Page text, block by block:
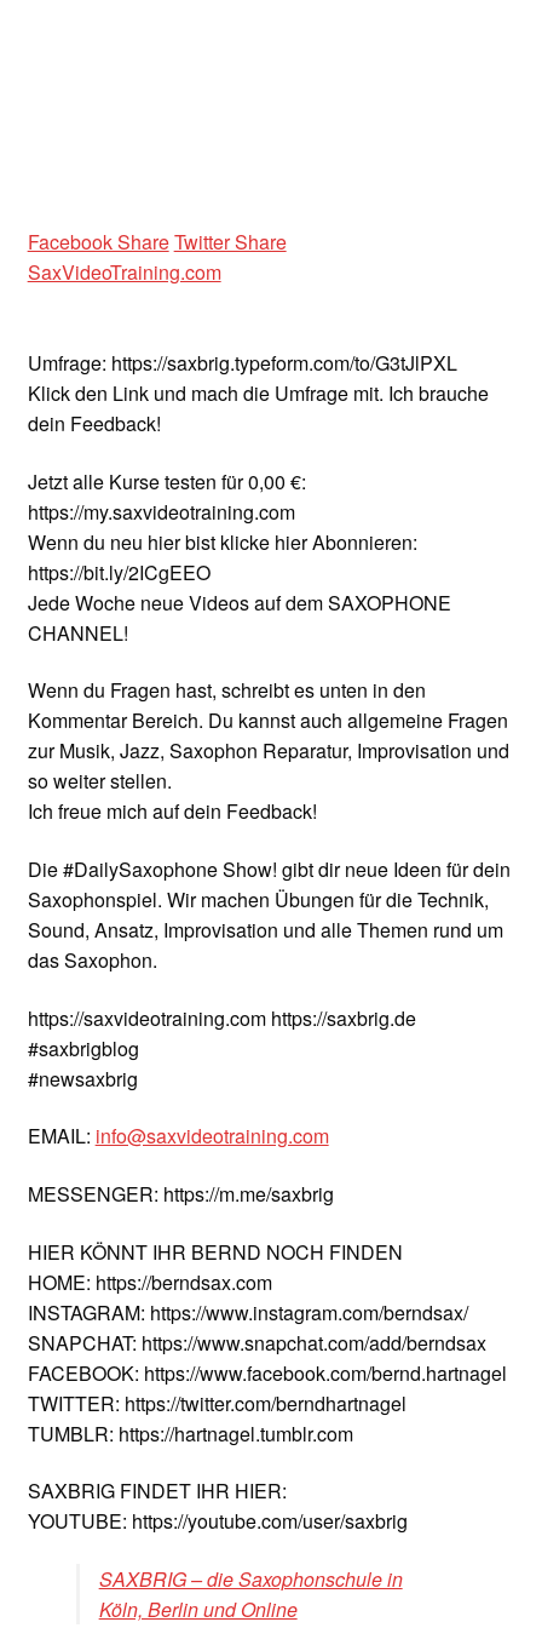
Facebook ShareTwitter Share
SaxVideoTraining.com
Umfrage: https://saxbrig.typeform.com/to/G3tJlPXL
Klick den Link und mach die Umfrage mit. Ich brauche
dein Feedback!
Jetzt alle Kurse testen für 0,00 €:
https://my.saxvideotraining.com
Wenn du neu hier bist klicke hier Abonnieren:
https://bit.ly/2ICgEEO
Jede Woche neue Videos auf dem SAXOPHONE
CHANNEL!
Wenn du Fragen hast, schreibt es unten in den
Kommentar Bereich. Du kannst auch allgemeine Fragen
zur Musik, Jazz, Saxophon Reparatur, Improvisation und
so weiter stellen.
Ich freue mich auf dein Feedback!
Die #DailySaxophone Show! gibt dir neue Ideen für dein
Saxophonspiel. Wir machen Übungen für die Technik,
Sound, Ansatz, Improvisation und alle Themen rund um
das Saxophon.
https://saxvideotraining.com https://saxbrig.de
#saxbrigblog
#newsaxbrig
EMAIL: info@saxvideotraining.com
MESSENGER: https://m.me/saxbrig
HIER KÖNNT IHR BERND NOCH FINDEN
HOME: https://berndsax.com
INSTAGRAM: https://www.instagram.com/berndsax/
SNAPCHAT: https://www.snapchat.com/add/berndsax
FACEBOOK: https://www.facebook.com/bernd.hartnagel
TWITTER: https://twitter.com/berndhartnagel
TUMBLR: https://hartnagel.tumblr.com
SAXBRIG FINDET IHR HIER:
YOUTUBE: https://youtube.com/user/saxbrig
SAXBRIG – die Saxophonschule in
Köln, Berlin und Online